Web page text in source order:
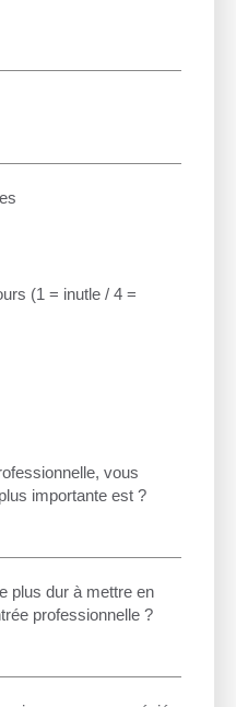
(1 = inutle / 4 =
vous
importante est ?
plus dur à mettre en
professionnelle ?